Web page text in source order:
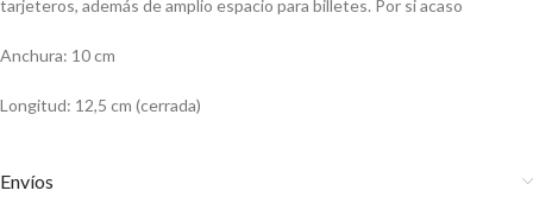
tarjeteros, además de amplio espacio para billetes. Por si acaso
Anchura: 10 cm
Longitud: 12,5 cm (cerrada)
Envíos